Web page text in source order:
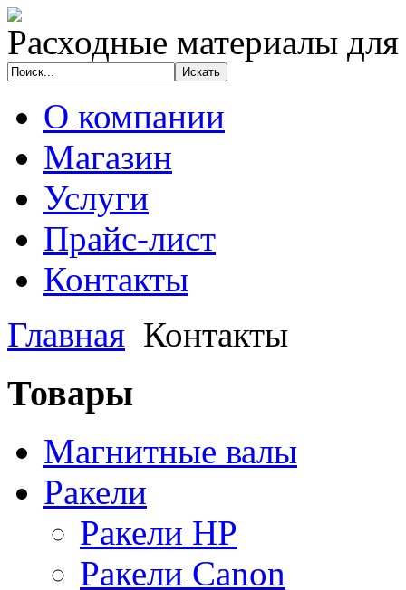
Расходные материалы
О компании
Магазин
Услуги
Прайс-лист
Контакты
Главная Контакты
Товары
Магнитные валы
Ракели
Ракели HP
Ракели Canon